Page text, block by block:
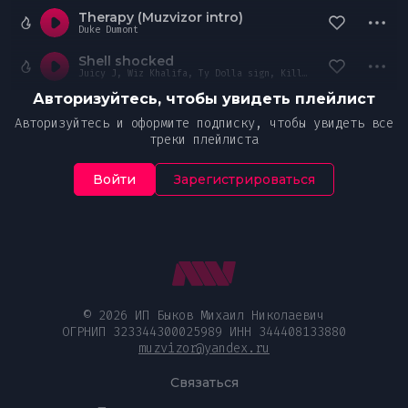
Therapy (Muzvizor intro)
Duke Dumont
Shell shocked
Авторизуйтесь, чтобы увидеть плейлист
Авторизуйтесь и оформите подписку, чтобы увидеть все
треки плейлиста
Войти Зарегистрироваться
© 2026 ИП Быков Михаил Николаевич
ОГРНИП 323344300025989 ИНН 344408133880
muzvizor@yandex.ru
Связаться